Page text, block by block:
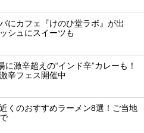
にカフェ『けのひ堂ラボ』が出
シュにスイーツも
激辛超えの“インド辛”カレーも！
辛フェス開催中
くのおすすめラーメン8選！ご当地